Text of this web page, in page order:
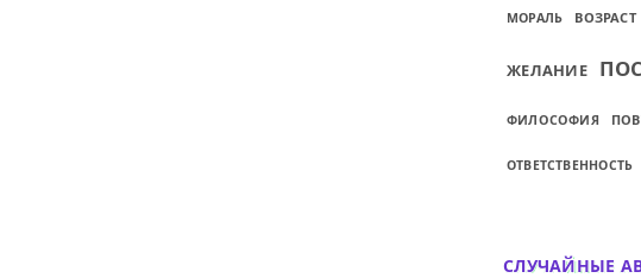
МОРАЛЬ ВОЗРАСТ
ЖЕЛАНИЕ
ФИЛОСОФИЯ
ОТВЕТСТВЕННОСТЬ
СЛУЧАЙНЫЕ